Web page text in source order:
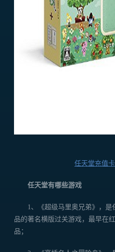
任天堂充值
任天堂有哪些游戏
1、《超级马里奥兄弟》，是
品的著名横版过关游戏，最早在
品；